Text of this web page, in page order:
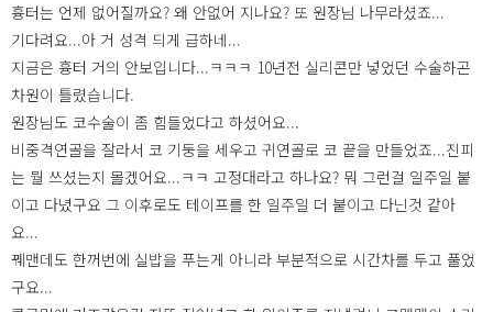
흉터는 언제 없어질까요? 왜 안없어 지나요? 또 원장님 나무라셨죠...
기다려요...아 거 성격 듸게 급하네...
지금은 흉터 거의 안보입니다...ㅋㅋㅋ 10년전 실리콘만 넣었던 수술하곤
차원이 틀렸습니다.
원장님도 코수술이 좀 힘들었다고 하셨어요...
비중격연골을 잘라서 코 기둥을 세우고 귀연골로 코 끝을 만들었죠...진피
는 뭘 쓰셨는지 몰겠어요...ㅋㅋ 고정대라고 하나요? 뭐 그런걸 일주일 붙
이고 다녔구요 그 이후로도 테이프를 한 일주일 더 붙이고 다닌것 같아
요...
꿰맨데도 한꺼번에 실밥을 푸는게 아니라 부분적으로 시간차를 두고 풀었
구요...